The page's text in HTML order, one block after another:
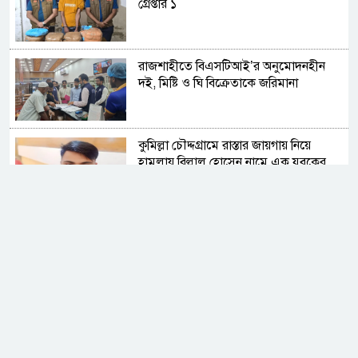
গ্রেপ্তার ১
রাজশাহীতে বিএসটিআই’র অনুমোদনহীন
দই, মিষ্টি ও ঘি বিক্রেতাকে জরিমানা
কুমিল্লা চৌদ্দগ্রামে রাস্তার জায়গায় নিয়ে
হামলায় বিল্লাল হোসেন নামে এক যুবকের